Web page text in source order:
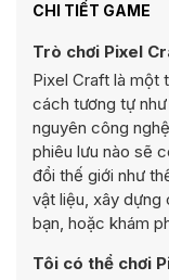
CHI TIẾT GAME
Trò chơi Pixel
Pixel Craft là một
cách tương tự
nguyên công
phiêu lưu nào sẽ
đổi thế giới như
vật liệu, xây dựng
bạn, hoặc khám
Tôi có thể chơi